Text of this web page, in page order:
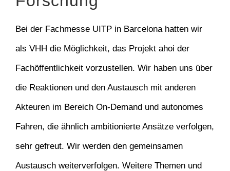
Bei der Fachmesse UITP in Barcelona hatten wir
als VHH die Möglichkeit, das Projekt ahoi der
Fachöffentlichkeit vorzustellen. Wir haben uns über
die Reaktionen und den Austausch mit anderen
Akteuren im Bereich On-Demand und autonomes
Fahren, die ähnlich ambitionierte Ansätze verfolgen,
sehr gefreut. Wir werden den gemeinsamen
Austausch weiterverfolgen. Weitere Themen und